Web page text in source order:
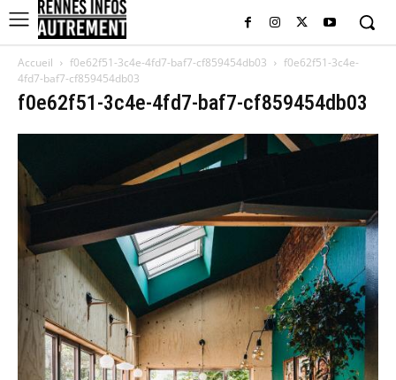
Accueil f0e62f51-3c4e-4fd7-baf7-cf859454db03
f0e62f51-3c4e-
4fd7-baf7-cf859454db03
f0e62f51-3c4e-4fd7-baf7-cf859454db03